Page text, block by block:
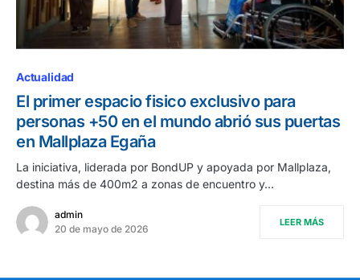
Actualidad
El primer espacio fisico exclusivo para
personas +50 en el mundo abrió sus puertas
en Mallplaza Egaña
La iniciativa, liderada por BondUP y apoyada por Mallplaza,
destina más de 400m2 a zonas de encuentro y…
admin
20 de mayo de 2026
LEER MÁS